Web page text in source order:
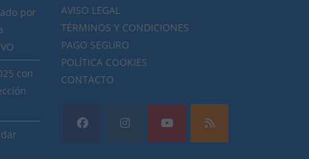
por
con
AVISO LEGAL
TÉRMINOS Y CONDICIONES
PAGO SEGURO
POLÍTICA COOKIES
CONTACTO